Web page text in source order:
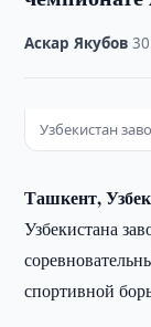
Аскар Якубов ·
Узбекистан
Ташкент,
Узбекистана
спортивной